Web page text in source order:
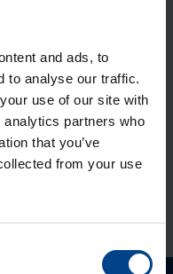
and ads, to
to analyse our traffic.
use of our site with
partners who
that you’ve
from your use
aknaga,
metall, IP65
600x600x250